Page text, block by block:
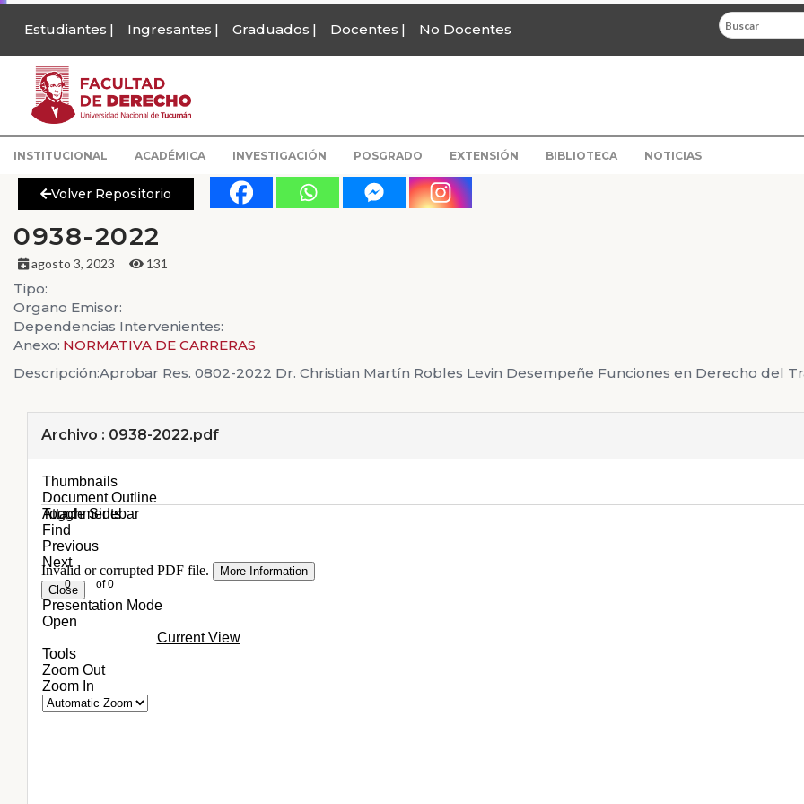
Estudiantes Ingresantes Graduados Docentes No Docentes
INSTITUCIONAL ACADÉMICA INVESTIGACIÓN POSGRADO EXTENSIÓN BIBLIOTECA NOTICIAS
Volver Repositorio
0938-2022
agosto 3, 2023 131
Tipo:
Organo Emisor:
Dependencias Intervenientes:
Anexo: NORMATIVA DE CARRERAS
Descripción:Aprobar Res. 0802-2022 Dr. Christian Martín Robles Levin Desempeñe Funciones en Derecho del
Archivo : 0938-2022.pdf